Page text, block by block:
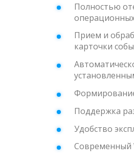
Полностью
Прием и
карточки
Поддержка
Удобство
Современный